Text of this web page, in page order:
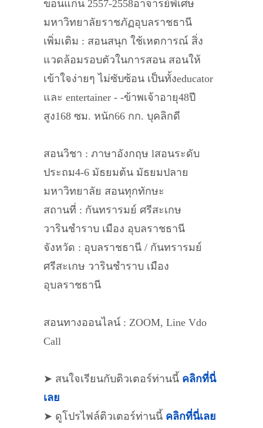
ขอนแก่น 2557-2558อาจารย์พิเศษ
มหาวิทยาลัยราชภัฏอุบลราชธานี
เพิ่มเติม : สอนสนุก ใช้เหตการณ์ สิ่ง
แวดล้อมรอบตัวในการสอน สอนให้
เข้าใจง่ายๆ ไม่ซับซ้อน เป็นทั้งeducator
และ entertainer - -ข้าพเจ้าอายุ48ปี
สูง168 ซม. หนัก66 กก. บุคลิกดี
สอนวิชา : ภาษาอังกฤษ lสอนระดับ
ประถม4-6 มัธยมต้น มัธยมปลาย
มหาวิทยาลัย สอนทุกทักษะ
สถานที่ : กันทรารมย์ ศรีสะเกษ
วารินชำราบ เมือง อุบลราชธานี
จังหวัด : อุบลราชธานี / กันทรารมย์
ศรีสะเกษ วารินชำราบ เมือง
อุบลราชธานี
สอนทางออนไลน์ : ZOOM, Line Vdo
Call
➤ สนใจเรียนกับติวเตอร์ท่านนี้ คลิกที่นี่
เลย
➤ ดูโปรไฟล์ติวเตอร์ท่านนี้ คลิกที่นี่เลย